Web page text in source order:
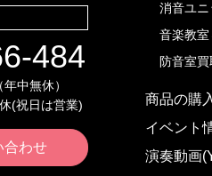
484
中無休）
(祝日は営業)
合わせ
消音ユニ
音楽教
防音室
商品の購
イベント
演奏動画